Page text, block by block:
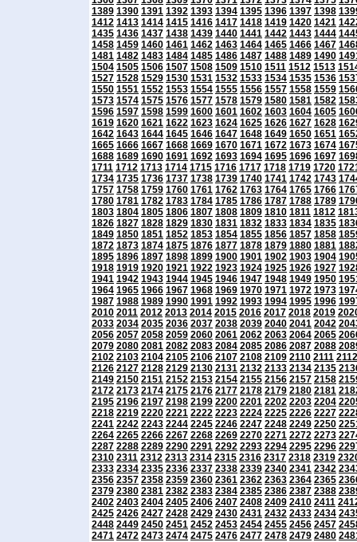
1389 1390 1391 1392 1393 1394 1395 1396 1397 1398
1412 1413 1414 1415 1416 1417 1418 1419 1420 1421
1435 1436 1437 1438 1439 1440 1441 1442 1443 1444
1458 1459 1460 1461 1462 1463 1464 1465 1466 1467
1481 1482 1483 1484 1485 1486 1487 1488 1489 1490
1504 1505 1506 1507 1508 1509 1510 1511 1512 1513
1527 1528 1529 1530 1531 1532 1533 1534 1535 1536
1550 1551 1552 1553 1554 1555 1556 1557 1558 1559
1573 1574 1575 1576 1577 1578 1579 1580 1581 1582
1596 1597 1598 1599 1600 1601 1602 1603 1604 1605
1619 1620 1621 1622 1623 1624 1625 1626 1627 1628
1642 1643 1644 1645 1646 1647 1648 1649 1650 1651
1665 1666 1667 1668 1669 1670 1671 1672 1673 1674
1688 1689 1690 1691 1692 1693 1694 1695 1696 1697
1711 1712 1713 1714 1715 1716 1717 1718 1719 1720
1734 1735 1736 1737 1738 1739 1740 1741 1742 1743
1757 1758 1759 1760 1761 1762 1763 1764 1765 1766
1780 1781 1782 1783 1784 1785 1786 1787 1788 1789
1803 1804 1805 1806 1807 1808 1809 1810 1811 1812
1826 1827 1828 1829 1830 1831 1832 1833 1834 1835
1849 1850 1851 1852 1853 1854 1855 1856 1857 1858
1872 1873 1874 1875 1876 1877 1878 1879 1880 1881
1895 1896 1897 1898 1899 1900 1901 1902 1903 1904
1918 1919 1920 1921 1922 1923 1924 1925 1926 1927
1941 1942 1943 1944 1945 1946 1947 1948 1949 1950
1964 1965 1966 1967 1968 1969 1970 1971 1972 1973
1987 1988 1989 1990 1991 1992 1993 1994 1995 1996
2010 2011 2012 2013 2014 2015 2016 2017 2018 2019
2033 2034 2035 2036 2037 2038 2039 2040 2041 2042
2056 2057 2058 2059 2060 2061 2062 2063 2064 2065
2079 2080 2081 2082 2083 2084 2085 2086 2087 2088
2102 2103 2104 2105 2106 2107 2108 2109 2110 2111 2112
2126 2127 2128 2129 2130 2131 2132 2133 2134 2135
2149 2150 2151 2152 2153 2154 2155 2156 2157 2158
2172 2173 2174 2175 2176 2177 2178 2179 2180 2181
2195 2196 2197 2198 2199 2200 2201 2202 2203 2204
2218 2219 2220 2221 2222 2223 2224 2225 2226 2227
2241 2242 2243 2244 2245 2246 2247 2248 2249 2250
2264 2265 2266 2267 2268 2269 2270 2271 2272 2273
2287 2288 2289 2290 2291 2292 2293 2294 2295 2296
2310 2311 2312 2313 2314 2315 2316 2317 2318 2319
2333 2334 2335 2336 2337 2338 2339 2340 2341 2342
2356 2357 2358 2359 2360 2361 2362 2363 2364 2365
2379 2380 2381 2382 2383 2384 2385 2386 2387 2388
2402 2403 2404 2405 2406 2407 2408 2409 2410 2411
2425 2426 2427 2428 2429 2430 2431 2432 2433 2434
2448 2449 2450 2451 2452 2453 2454 2455 2456 2457
2471 2472 2473 2474 2475 2476 2477 2478 2479 2480